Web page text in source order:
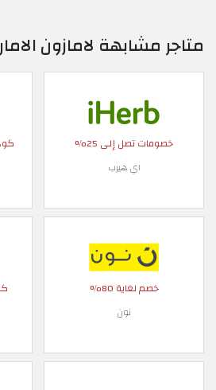
متاجر مشابهة لامازون
خصومات تصل إلى 25%
اي هيرب
كود
خصم لغاية 80%
نون